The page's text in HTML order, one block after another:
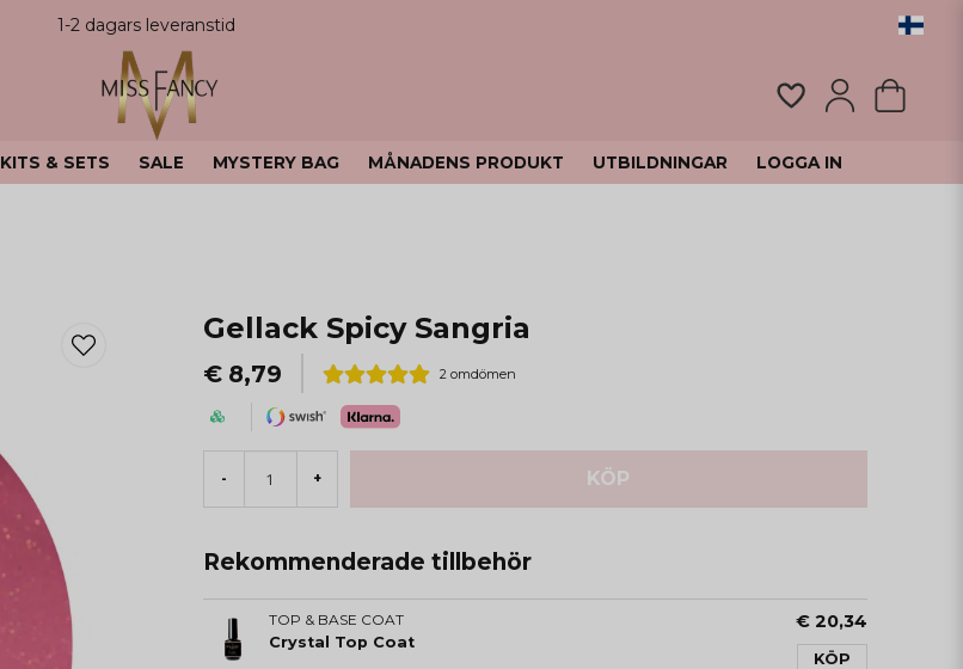
1-2 dagars leveranstid
KITS & SETS SALE MYSTERY BAG MÅNADENS PRODUKT UTBILDNINGAR LOGGA IN
Gellack Spicy Sangria
€ 8,79 2 omdömen
- + KÖP
Rekommenderade tillbehör
TOP & BASE COAT
Crystal Top Coat
€ 20,34
KÖP